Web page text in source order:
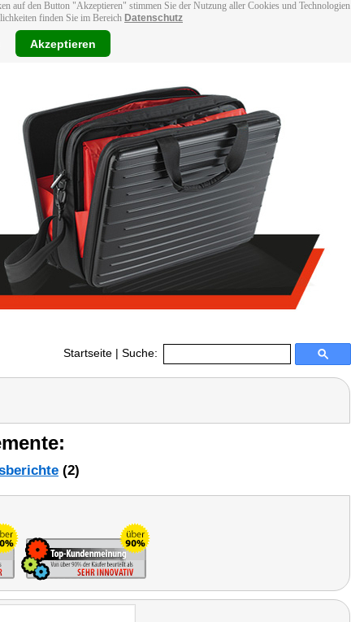
auf den Button "Akzeptieren" stimmen Sie der Nutzung aller Cookies und Technologien
finden Sie im Bereich Datenschutz
Akzeptieren
Startseite | Suche:
(2)